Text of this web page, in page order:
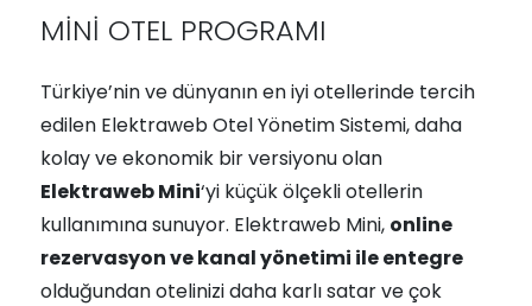
MİNİ OTEL PROGRAMI
Türkiye’nin ve dünyanın en iyi otellerinde tercih
edilen Elektraweb Otel Yönetim Sistemi, daha
kolay ve ekonomik bir versiyonu olan
Elektraweb Mini‘yi küçük ölçekli otellerin
kullanımına sunuyor. Elektraweb Mini, online
rezervasyon ve kanal yönetimi ile entegre
olduğundan otelinizi daha karlı satar ve çok